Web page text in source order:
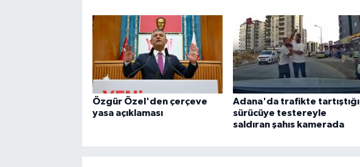
Özgür Özel'den çerçeve
yasa açıklaması
Adana'da trafikte tartıştığı
sürücüye testereyle
saldıran şahıs kamerada